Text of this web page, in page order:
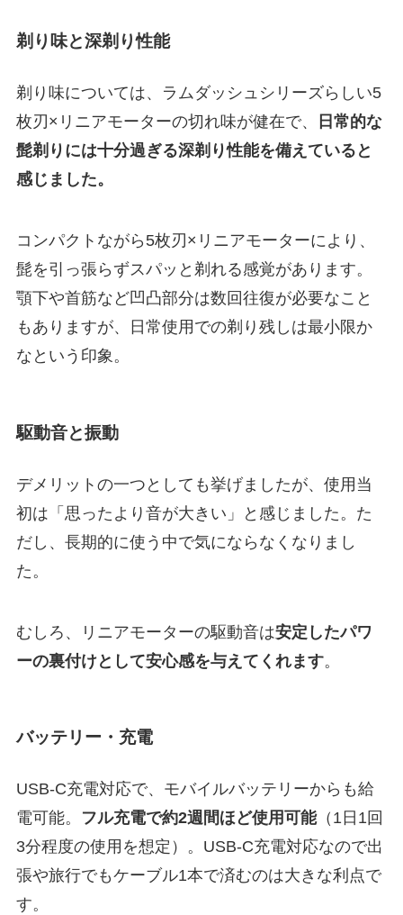
剃り味と深剃り性能
剃り味については、ラムダッシュシリーズらしい5
枚刃×リニアモーターの切れ味が健在で、
日常的な
髭剃りには十分過ぎる深剃り性能を備えていると
感じました。
コンパクトながら5枚刃×リニアモーターにより、
髭を引っ張らずスパッと剃れる感覚があります。
顎下や首筋など凹凸部分は数回往復が必要なこと
もありますが、日常使用での剃り残しは最小限か
なという印象。
駆動音と振動
デメリットの一つとしても挙げましたが、使用当
初は「思ったより音が大きい」と感じました。た
だし、長期的に使う中で気にならなくなりまし
た。
むしろ、リニアモーターの駆動音は安定したパワ
ーの裏付けとして安心感を与えてくれます。
バッテリー・充電
USB-C充電対応で、モバイルバッテリーからも給
電可能。
フル充電で約2週間ほど使用可能（1日1回
3分程度の使用を想定）。USB-C充電対応なので出
張や旅行でもケーブル1本で済むのは大きな利点で
す。